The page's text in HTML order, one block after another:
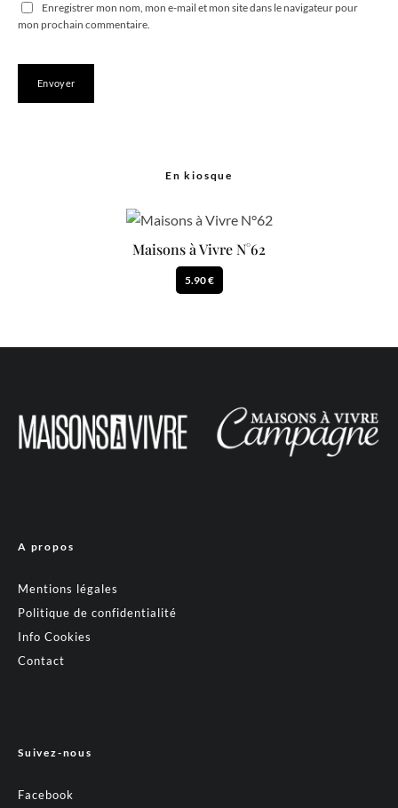
Enregistrer mon nom, mon e-mail et mon site dans le navigateur pour
mon prochain commentaire.
En kiosque
Maisons à Vivre N°62
5.90 €
A propos
Mentions légales
Politique de confidentialité
Info Cookies
Contact
Suivez-nous
Facebook